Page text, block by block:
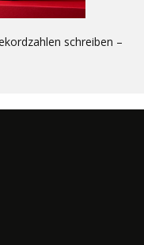
schreiben –